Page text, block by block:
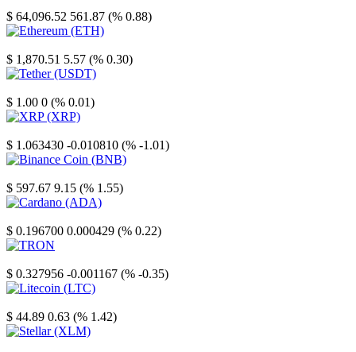
$ 64,096.52 561.87 (% 0.88)
$ 1,870.51 5.57 (% 0.30)
$ 1.00 0 (% 0.01)
$ 1.063430 -0.010810 (% -1.01)
$ 597.67 9.15 (% 1.55)
$ 0.196700 0.000429 (% 0.22)
$ 0.327956 -0.001167 (% -0.35)
$ 44.89 0.63 (% 1.42)